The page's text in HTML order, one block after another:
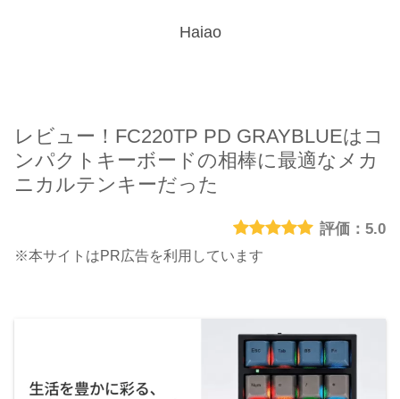
Haiao
レビュー！FC220TP PD GRAYBLUEはコ
ンパクトキーボードの相棒に最適なメカ
ニカルテンキーだった
5.0
※本サイトはPR広告を利用しています